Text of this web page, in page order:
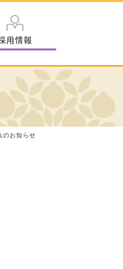
用情報
のお知らせ